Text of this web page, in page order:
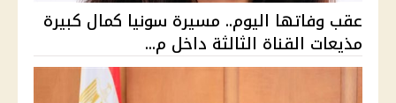
عقب وفاتها اليوم.. مسيرة سونيا كمال كبيرة
مذيعات القناة الثالثة داخل م...